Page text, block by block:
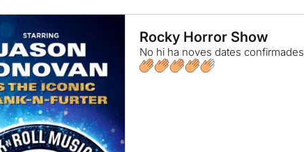
Rocky Horror Show
No hi ha noves dates confirmades